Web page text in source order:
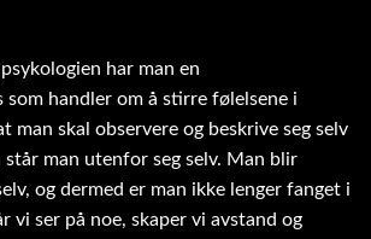
har man en
som handler om å stirre følelsene i
man skal observere og beskrive seg selv
står man utenfor seg selv. Man blir
og dermed er man ikke lenger fanget i
vi ser på noe, skaper vi avstand og